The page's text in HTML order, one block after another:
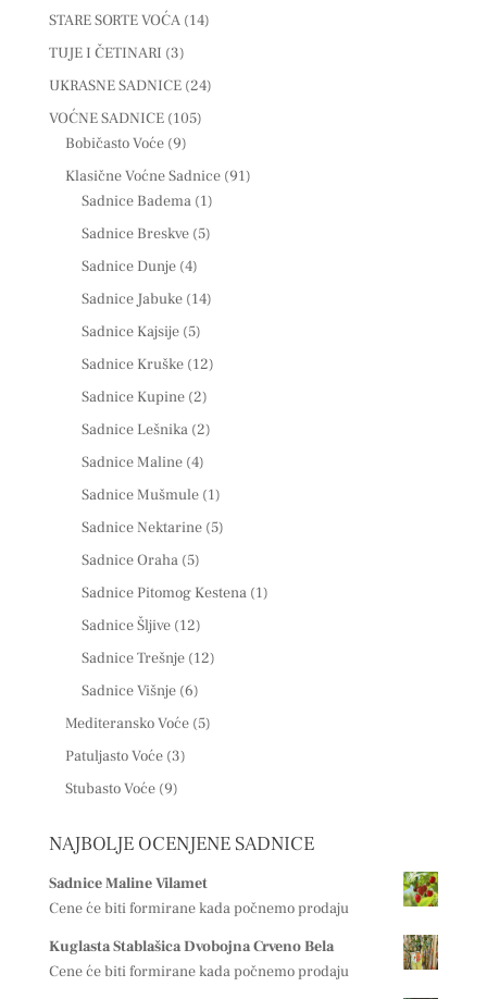
STARE SORTE VOĆA (14)
TUJE I ČETINARI (3)
UKRASNE SADNICE (24)
VOĆNE SADNICE (105)
Bobičasto Voće (9)
Klasične Voćne Sadnice (91)
Sadnice Badema (1)
Sadnice Breskve (5)
Sadnice Dunje (4)
Sadnice Jabuke (14)
Sadnice Kajsije (5)
Sadnice Kruške (12)
Sadnice Kupine (2)
Sadnice Lešnika (2)
Sadnice Maline (4)
Sadnice Mušmule (1)
Sadnice Nektarine (5)
Sadnice Oraha (5)
Sadnice Pitomog Kestena (1)
Sadnice Šljive (12)
Sadnice Trešnje (12)
Sadnice Višnje (6)
Mediteransko Voće (5)
Patuljasto Voće (3)
Stubasto Voće (9)
NAJBOLJE OCENJENE SADNICE
Sadnice Maline Vilamet
Cene će biti formirane kada počnemo prodaju
Kuglasta Stablašica Dvobojna Crveno Bela
Cene će biti formirane kada počnemo prodaju